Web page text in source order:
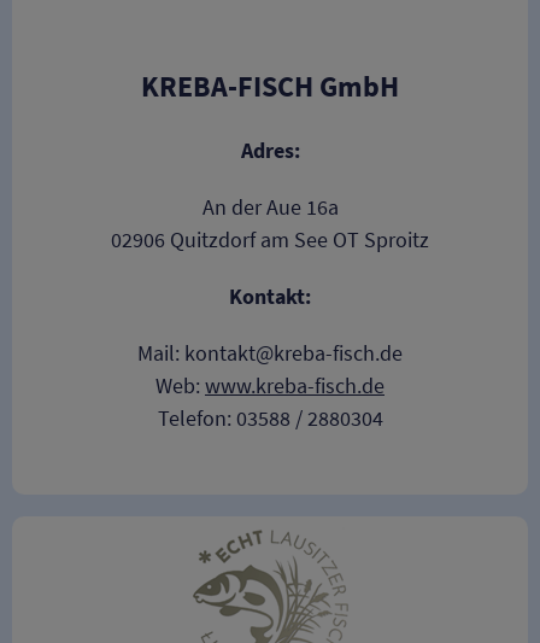
KREBA-FISCH GmbH
Adres:
An der Aue 16a
02906 Quitzdorf am See OT Sproitz
Kontakt:
Mail: kontakt@kreba-fisch.de
Web: www.kreba-fisch.de
Telefon: 03588 / 2880304